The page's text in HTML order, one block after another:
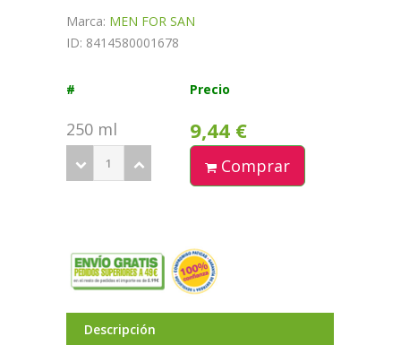
Marca: MEN FOR SAN
ID: 8414580001678
# Precio
250 ml 9,44 €
Comprar
Descripción